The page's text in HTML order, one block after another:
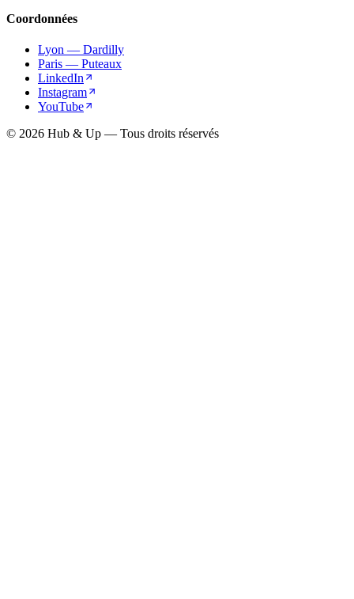
Coordonnées
Lyon — Dardilly
Paris — Puteaux
LinkedIn
Instagram
YouTube
© 2026 Hub & Up — Tous droits réservés